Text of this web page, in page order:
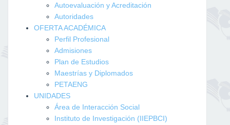
Autoevaluación y Acreditación
Autoridades
OFERTA ACADÉMICA
Perfil Profesional
Admisiones
Plan de Estudios
Maestrías y Diplomados
PETAENG
UNIDADES
Área de Interacción Social
Instituto de Investigación (IIEPBCI)